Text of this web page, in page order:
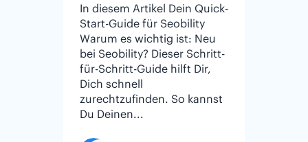
In diesem Artikel Dein Quick-
Start-Guide für Seobility
Warum es wichtig ist: Neu
bei Seobility? Dieser Schritt-
für-Schritt-Guide hilft Dir,
Dich schnell
zurechtzufinden. So kannst
Du Deinen...